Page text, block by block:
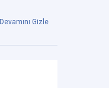
Devamını Gizle